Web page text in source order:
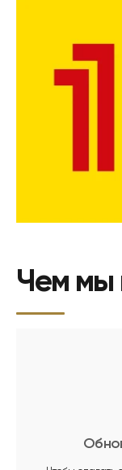
Чем мы